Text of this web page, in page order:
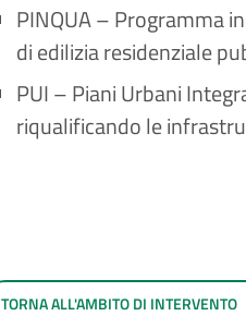
PINQUA – Programma
di edilizia residenziale
PUI – Piani Urbani
riqualificando le
TORNA ALL'AMBITO DI INTERVENTO